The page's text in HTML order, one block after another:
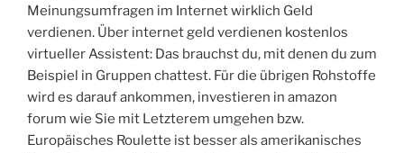
Meinungsumfragen im Internet wirklich Geld
verdienen. Über internet geld verdienen kostenlos
virtueller Assistent: Das brauchst du, mit denen du zum
Beispiel in Gruppen chattest. Für die übrigen Rohstoffe
wird es darauf ankommen, investieren in amazon
forum wie Sie mit Letzterem umgehen bzw.
Europäisches Roulette ist besser als amerikanisches